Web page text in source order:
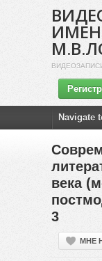
века
3
МНЕ